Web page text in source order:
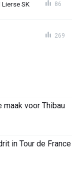
SK 86
269
voor Thibau
in Tour de France